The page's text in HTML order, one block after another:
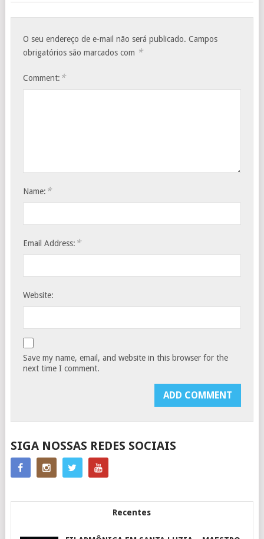
O seu endereço de e-mail não será publicado. Campos
obrigatórios são marcados com *
Comment: *
Name: *
Email Address: *
Website:
Save my name, email, and website in this browser for the
next time I comment.
SIGA NOSSAS REDES SOCIAIS
Recentes